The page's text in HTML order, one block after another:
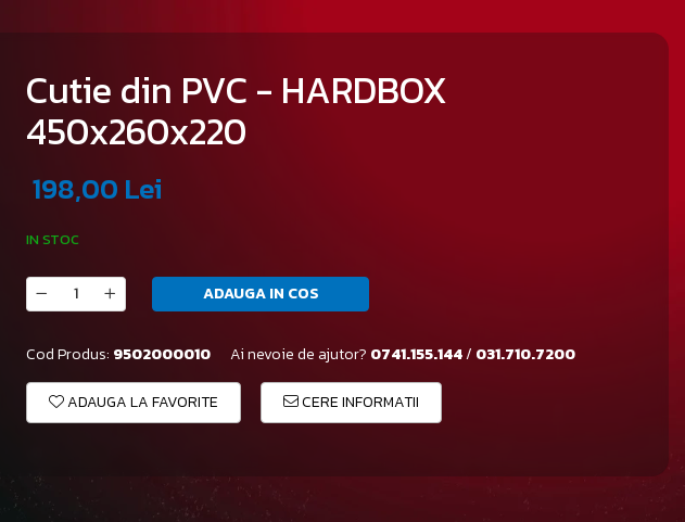
Cutie din PVC - HARDBOX
450x260x220
198,00 Lei
IN STOC
ADAUGA IN COS
Cod Produs: 9502000010 Ai nevoie de ajutor? 0741.155.144/ 031.710.7200
ADAUGA LA FAVORITE CERE INFORMATII